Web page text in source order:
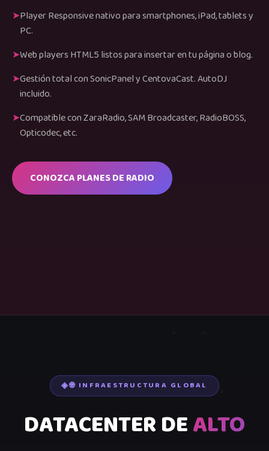
Player Responsive nativo para smartphones, iPad, tablets y
PC.
Web players HTML5 listos para insertar en tu página o blog.
Gestión total con SonicPanel y CentovaCast. AutoDJ
incluido.
Compatible con ZaraRadio, SAM Broadcaster, RadioBOSS,
Opticodec, etc.
CONOZCA PLANES DE RADIO
🌐 INFRAESTRUCTURA GLOBAL
DATACENTER DEALTO